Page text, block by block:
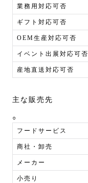
業務用対応可否
ギフト対応可否
OEM生産対応可否
イベント出展対応可否
産地直送対応可否
主な販売先
○
フードサービス
商社・卸売
メーカー
小売り